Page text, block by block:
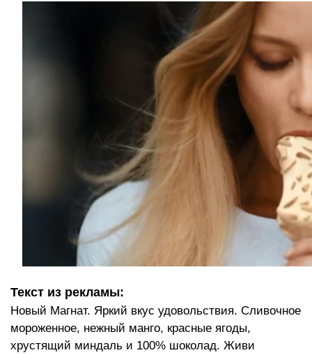
Текст из рекламы:
Новый Магнат. Яркий вкус удовольствия. Сливочное
мороженное, нежный манго, красные ягоды,
хрустящий миндаль и 100% шоколад. Живи